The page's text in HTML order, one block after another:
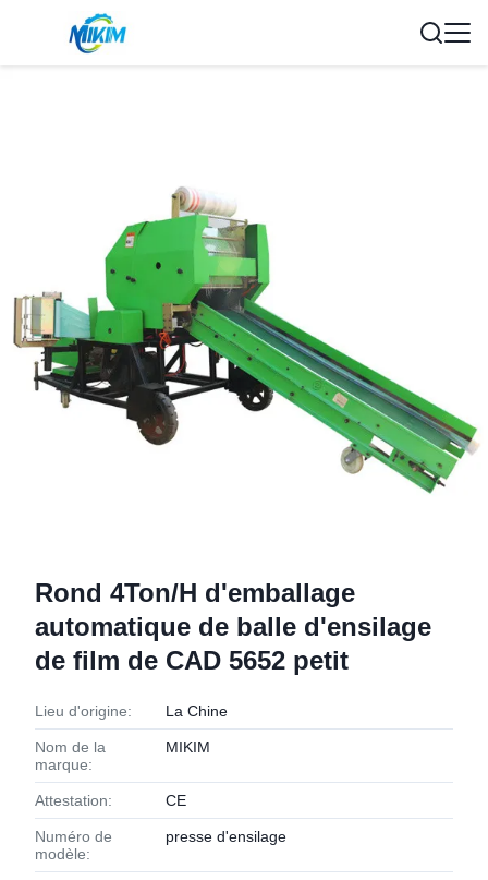
Rond 4Ton/H d'emballage
automatique de balle d'ensilage
de film de CAD 5652 petit
Lieu d'origine: La Chine
Nom de la
marque:
MIKIM
Attestation: CE
Numéro de
modèle:
presse d'ensilage